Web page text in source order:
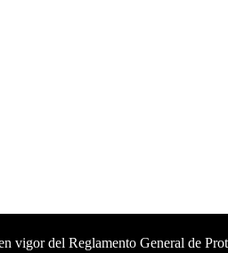
vigor del Reglamento General de